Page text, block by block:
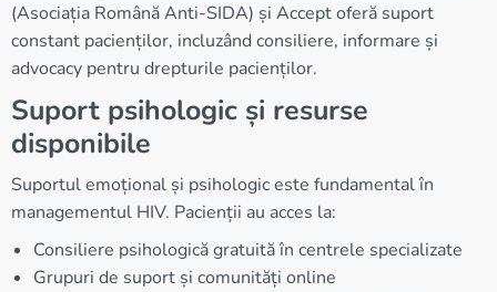
(Asociația Română Anti-SIDA) și Accept oferă suport
constant pacienților, incluzând consiliere, informare și
advocacy pentru drepturile pacienților.
Suport psihologic și resurse
disponibile
Suportul emoțional și psihologic este fundamental în
managementul HIV. Pacienții au acces la:
Consiliere psihologică gratuită în centrele specializate
Grupuri de suport și comunități online